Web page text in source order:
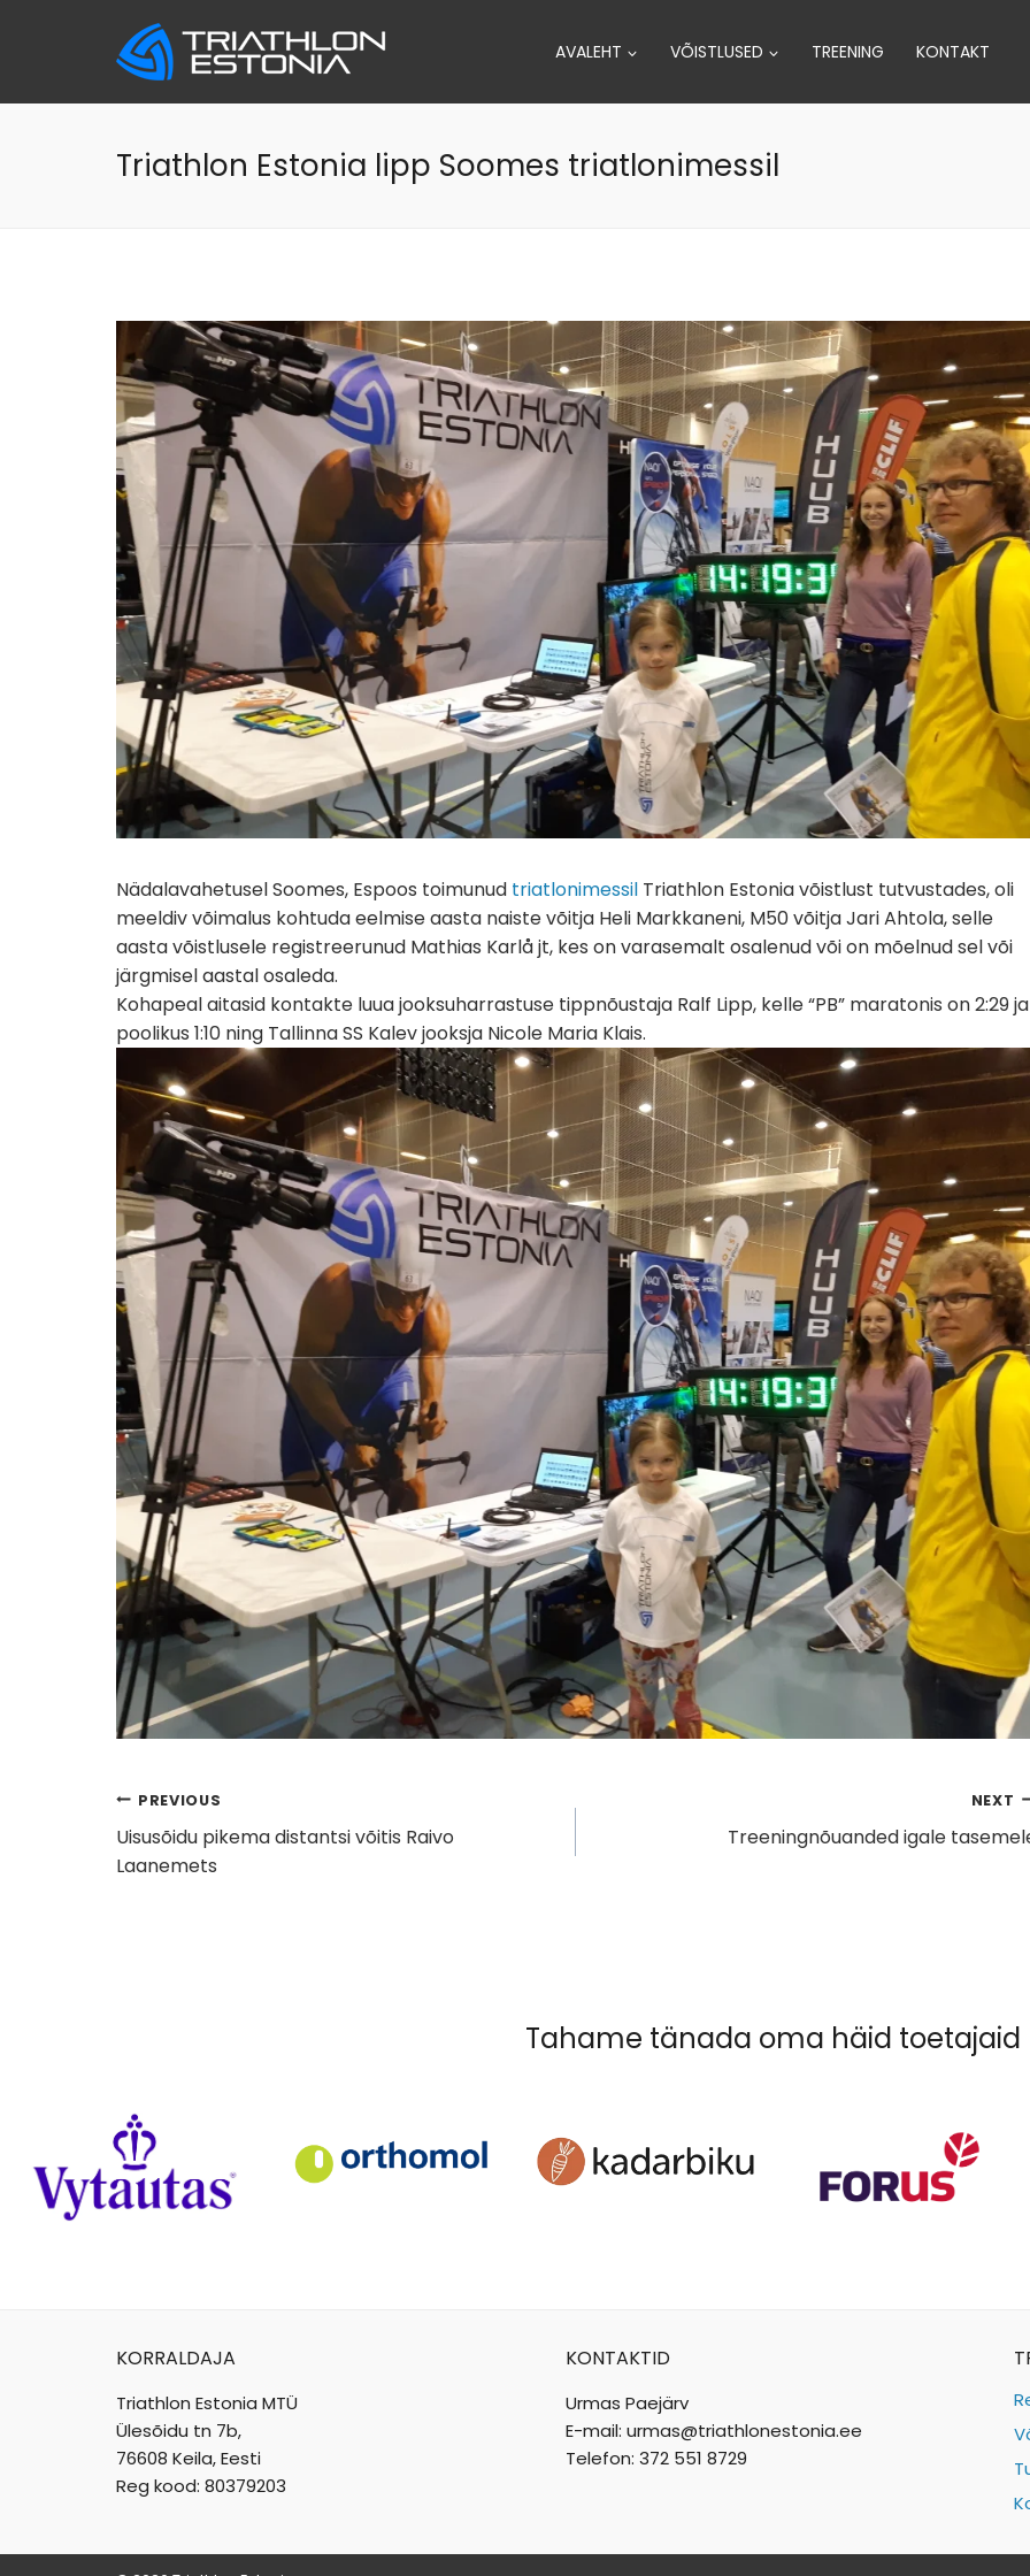
AVALEHT VÕISTLUSED TREENING KONTAKT
Triathlon Estonia lipp Soomes triatlonimessil
Nädalavahetusel Soomes, Espoos toimunud triatlonimessil Triathlon Estonia võistlust tutvustades, oli
meeldiv võimalus kohtuda eelmise aasta naiste võitja Heli Markkaneni, M50 võitja Jari Ahtola, selle
aasta võistlusele registreerunud Mathias Karlå jt, kes on varasemalt osalenud või on mõelnud sel või
järgmisel aastal osaleda.
Kohapeal aitasid kontakte luua jooksuharrastuse tippnõustaja Ralf Lipp, kelle “PB” maratonis on 2:29 ja
poolikus 1:10 ning Tallinna SS Kalev jooksja Nicole Maria Klais.
Navigeerimine
PREVIOUS
Uisusõidu pikema distantsi võitis Raivo
Laanemets
NEXT
Treeningnõuanded igale
Tahame tänada oma häid toetajaid
KORRALDAJA
Triathlon Estonia MTÜ
Ülesõidu tn 7b,
76608 Keila, Eesti
Reg kood: 80379203
KONTAKTID
Urmas Paejärv
E-mail: urmas@triathlonestonia.ee
Telefon: 372 551 8729